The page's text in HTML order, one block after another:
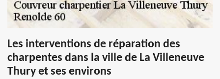
Les interventions de réparation des
charpentes dans la ville de La Villeneuve
Thury et ses environs